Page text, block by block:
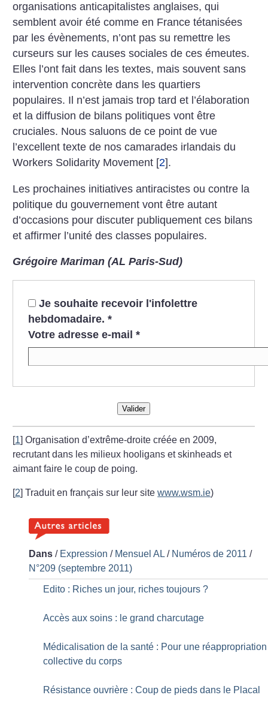
organisations anticapitalistes anglaises, qui
semblent avoir été comme en France tétanisées
par les évènements, n’ont pas su remettre les
curseurs sur les causes sociales de ces émeutes.
Elles l’ont fait dans les textes, mais souvent sans
intervention concrète dans les quartiers
populaires. Il n’est jamais trop tard et l’élaboration
et la diffusion de bilans politiques vont être
cruciales. Nous saluons de ce point de vue
l’excellent texte de nos camarades irlandais du
Workers Solidarity Movement [2].
Les prochaines initiatives antiracistes ou contre la
politique du gouvernement vont être autant
d’occasions pour discuter publiquement ces bilans
et affirmer l’unité des classes populaires.
Grégoire Mariman (AL Paris-Sud)
Je souhaite recevoir l'infolettre
hebdomadaire. *
Votre adresse e-mail *
Valider
[1]Organisation d’extrême-droite créée en 2009,
recrutant dans les milieux hooligans et skinheads et
aimant faire le coup de poing.
[2]Traduit en français sur leur sitewww.wsm.ie)
Dans / Expression / Mensuel AL / Numéros de 2011 /
N°209 (septembre 2011)
Edito : Riches un jour, riches toujours ?
Accès aux soins : le grand charcutage
Médicalisation de la santé : Pour une réappropriation
collective du corps
Résistance ouvrière : Coup de pieds dans le Placal